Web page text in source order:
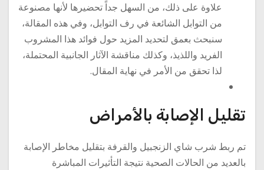
علاوة على ذلك، من السهل جداً تحضيرها لأنها مصنوعة
من التوابل الشائعة في رف التوابل، وفي هذه المقالة،
سنبحث بعمق لتحديد المزيد حول فوائد هذا المشروب
الفريد واللذيذ، وكذلك مناقشة الآثار الجانبية المحتملة،
لذا تحقق من الأمر في نهاية المقال.
تقليل الإصابة بالأمراض
تم ربط شرب شاي الزنجبيل والقرفة بتقليل مخاطر الإصابة
بالعديد من الحالات الصحية نتيجة التأثيرات المباشرة